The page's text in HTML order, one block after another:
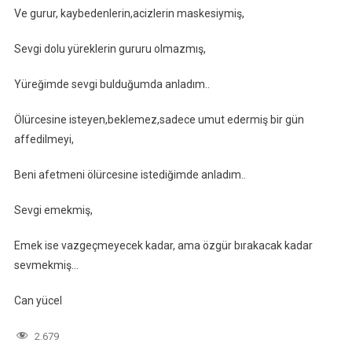
Ve gurur, kaybedenlerin,acizlerin maskesiymiş,
Sevgi dolu yüreklerin gururu olmazmış,
Yüreğimde sevgi bulduğumda anladım..
Ölürcesine isteyen,beklemez,sadece umut edermiş bir gün
affedilmeyi,
Beni afetmeni ölürcesine istediğimde anladım..
Sevgi emekmiş,
Emek ise vazgeçmeyecek kadar, ama özgür bırakacak kadar
sevmekmiş…
Can yücel
2.679